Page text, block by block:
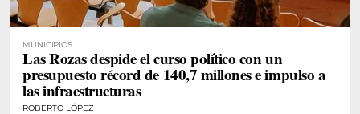
MUNICIPIOS
Las Rozas despide el curso político con un
presupuesto récord de 140,7 millones e impulso a
las infraestructuras
ROBERTO LÓPEZ